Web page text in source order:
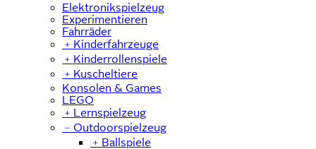
Elektronikspielzeug
Experimentieren
Fahrräder
﹢ Kinderfahrzeuge
﹢ Kinderrollenspiele
﹢ Kuscheltiere
Konsolen & Games
LEGO
﹢ Lernspielzeug
﹣ Outdoorspielzeug
﹢ Ballspiele